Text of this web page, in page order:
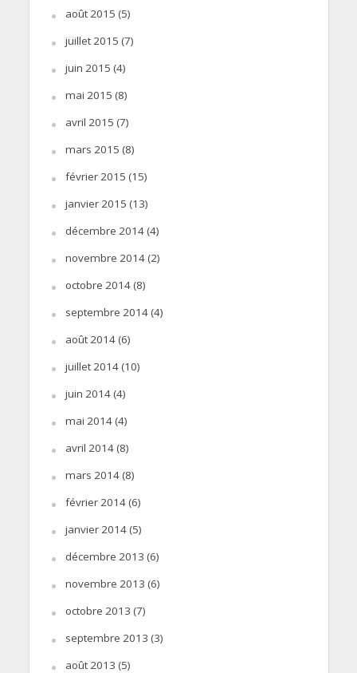
août 2015 (5)
juillet 2015 (7)
juin 2015 (4)
mai 2015 (8)
avril 2015 (7)
mars 2015 (8)
février 2015 (15)
janvier 2015 (13)
décembre 2014(4)
novembre 2014(2)
octobre 2014(8)
septembre 2014(4)
août 2014(6)
juillet 2014(10)
juin 2014(4)
mai 2014(4)
avril 2014(8)
mars 2014(8)
février 2014(6)
janvier 2014(5)
décembre 2013 (6)
novembre 2013 (6)
octobre 2013 (7)
septembre 2013 (3)
août 2013 (5)